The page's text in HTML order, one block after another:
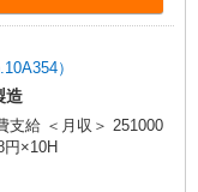
）
造
支給 ＜月収＞ 251000
円×10H